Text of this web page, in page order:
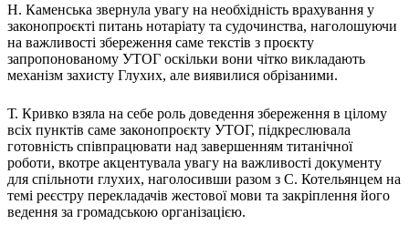
Дитяча сторінка
Новини про жестову мову
Ресурс для вивчення жестових мов різних країн
ЦУЖМ
Проєкт "Жестова мова для поліцейських"
ВІКТОРИНА
На допомогу військовим
Медична термінологія жестовою мовою
Статут УТОГ
Н. Каменська звернула увагу на необхідність врахування у
законопроєкті питань нотаріату та судочинства, наголошуючи
на важливості збереження саме текстів з проєкту
запропонованому УТОГ оскільки вони чітко викладають
механізм захисту Глухих, але виявилися обрізаними.
Т. Кривко взяла на себе роль доведення збереження в цілому
всіх пунктів саме законопроєкту УТОГ, підкреслювала
готовність співпрацювати над завершенням титанічної
роботи, вкотре акцентувала увагу на важливості документу
для спільноти глухих, наголосивши разом з С. Котельянцем на
темі реєстру перекладачів жестової мови та закріплення його
ведення за громадською організацією.